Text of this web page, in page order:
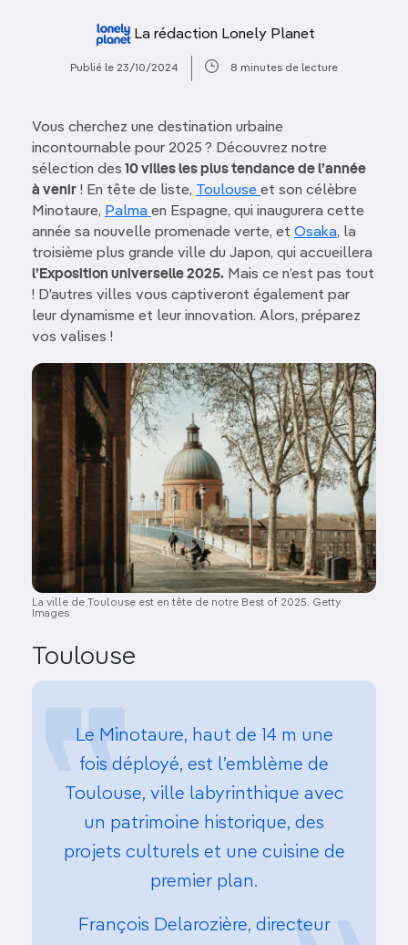
La rédaction Lonely Planet
Publié le 23/10/2024 8 minutes de lecture
Vous cherchez une destination urbaine
incontournable pour 2025 ? Découvrez notre
sélection des 10 villes les plus tendance de l’année
à venir ! En tête de liste, Toulouse et son célèbre
Minotaure, Palma en Espagne, qui inaugurera cette
année sa nouvelle promenade verte, et Osaka, la
troisième plus grande ville du Japon, qui accueillera
l’Exposition universelle 2025. Mais ce n’est pas tout
! D’autres villes vous captiveront également par
leur dynamisme et leur innovation. Alors, préparez
vos valises !
Image
La ville de Toulouse est en tête de notre Best of 2025. Getty
Images
Toulouse
Le Minotaure, haut de 14 m une
fois déployé, est l’emblème de
Toulouse, ville labyrinthique avec
un patrimoine historique, des
projets culturels et une cuisine de
premier plan.
François Delarozière, directeur